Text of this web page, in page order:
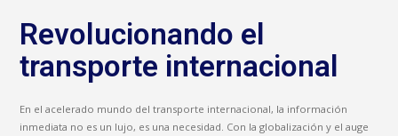
Revolucionando el
transporte internacional
En el acelerado mundo del transporte internacional, la información
inmediata no es un lujo, es una necesidad. Con la globalización y el auge